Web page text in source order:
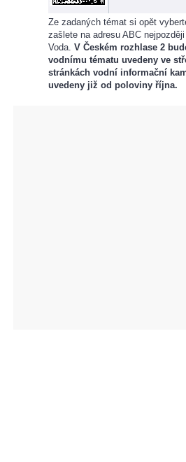
Ze zadaných témat si opět
zašlete na adresu ABC
Voda. V Českém rozhlase 2
vodnímu tématu uvedeny ve
stránkách vodní informační
uvedeny již od poloviny října.